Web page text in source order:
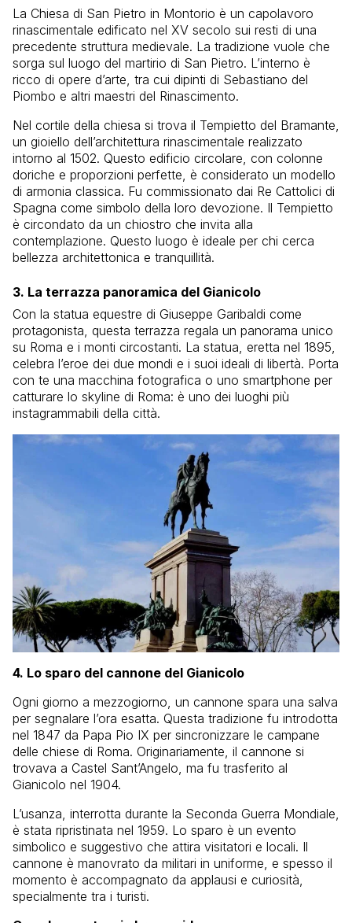
La Chiesa di San Pietro in Montorio è un capolavoro
rinascimentale edificato nel XV secolo sui resti di una
precedente struttura medievale. La tradizione vuole che
sorga sul luogo del martirio di San Pietro. L’interno è
ricco di opere d’arte, tra cui dipinti di Sebastiano del
Piombo e altri maestri del Rinascimento.
Nel cortile della chiesa si trova il Tempietto del Bramante,
un gioiello dell’architettura rinascimentale realizzato
intorno al 1502. Questo edificio circolare, con colonne
doriche e proporzioni perfette, è considerato un modello
di armonia classica. Fu commissionato dai Re Cattolici di
Spagna come simbolo della loro devozione. Il Tempietto
è circondato da un chiostro che invita alla
contemplazione. Questo luogo è ideale per chi cerca
bellezza architettonica e tranquillità.
3. La terrazza panoramica del Gianicolo
Con la statua equestre di Giuseppe Garibaldi come
protagonista, questa terrazza regala un panorama unico
su Roma e i monti circostanti. La statua, eretta nel 1895,
celebra l’eroe dei due mondi e i suoi ideali di libertà. Porta
con te una macchina fotografica o uno smartphone per
catturare lo skyline di Roma: è uno dei luoghi più
instagrammabili della città.
4. Lo sparo del cannone del Gianicolo
Ogni giorno a mezzogiorno, un cannone spara una salva
per segnalare l’ora esatta. Questa tradizione fu introdotta
nel 1847 da Papa Pio IX per sincronizzare le campane
delle chiese di Roma. Originariamente, il cannone si
trovava a Castel Sant’Angelo, ma fu trasferito al
Gianicolo nel 1904.
L’usanza, interrotta durante la Seconda Guerra Mondiale,
è stata ripristinata nel 1959. Lo sparo è un evento
simbolico e suggestivo che attira visitatori e locali. Il
cannone è manovrato da militari in uniforme, e spesso il
momento è accompagnato da applausi e curiosità,
specialmente tra i turisti.